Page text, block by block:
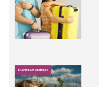
PIANETA BAMBINO